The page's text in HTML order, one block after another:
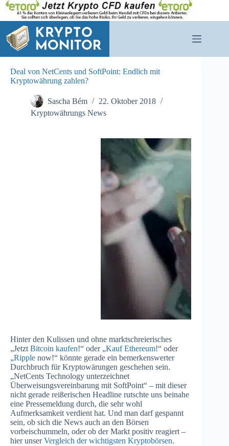
Zum
Inhalt
springen
Deal von NetCents und SoftPoint: Endlich mit
Kryptowährung zahlen?
Sascha Bém
22. Oktober 2018
Kryptowährungs News
Hinter den Kulissen und ohne marktschreierisches
„Jetzt Bitcoin kaufen!“ oder „Kauf Ethereum!“ oder
„Ripple now!“ könnte gerade ein bemerkenswerter
Durchbruch für Kryptowärungen geschehen sein.
„NetCents Technology unterzeichnet
Überweisungsvereinbarung mit SoftPoint“ – mit dieser
nicht gerade reißerischen Headline rutschte uns beinahe
eine Pressemeldung durch, die sehr wohl
Aufmerksamkeit verdient hat. Und man darf gespannt
sein, ob sich die News auch an den Börsen
vorbeischummeln, oder ob der Markt positiv reagiert –
hier unserVergleich der wichtigsten Kryptobörsen.